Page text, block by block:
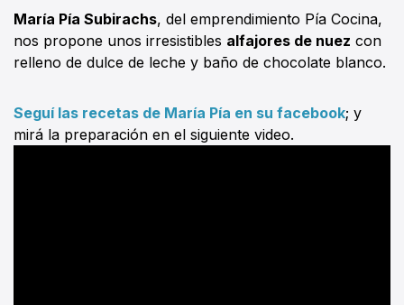
María Pía Subirachs, del emprendimiento Pía Cocina,
nos propone unos irresistibles alfajores de nuez con
relleno de dulce de leche y baño de chocolate blanco.
Seguí las recetas de María Pía en su facebook; y
mirá la preparación en el siguiente video.